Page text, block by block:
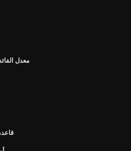
معدل